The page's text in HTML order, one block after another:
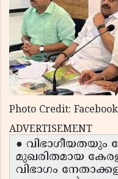
Photo Credit:
ADVERTISEMENT
● വിഭാഗീയതയും
മുഖരിതമായ
വിഭാഗം